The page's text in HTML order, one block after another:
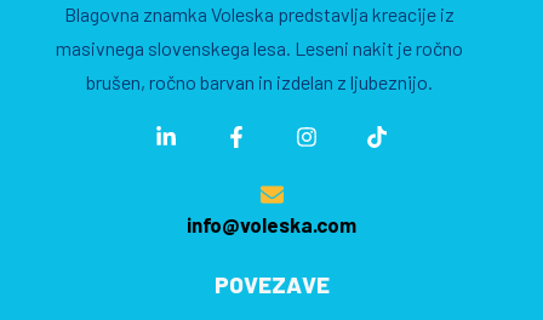
Blagovna znamka Voleska predstavlja kreacije iz
masivnega slovenskega lesa. Leseni nakit je ročno
brušen, ročno barvan in izdelan z ljubeznijo.
info@voleska.com
POVEZAVE